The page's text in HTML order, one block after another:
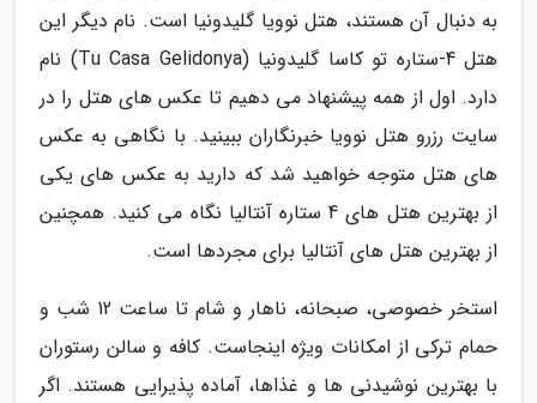
به دنبال آن هستند، هتل نوویا گلیدونیا است. نام دیگر این
هتل 4-ستاره تو کاسا گلیدونیا (Tu Casa Gelidonya) نام
دارد. اول از همه پیشنهاد می دهیم تا عکس های هتل را در
سایت رزرو هتل نوویا خبرنگاران ببینید. با نگاهی به عکس
های هتل متوجه خواهید شد که دارید به عکس های یکی
از بهترین هتل های 4 ستاره آنتالیا نگاه می کنید. همچنین
از بهترین هتل های آنتالیا برای مجردها است.
استخر خصوصی، صبحانه، ناهار و شام تا ساعت 12 شب و
حمام ترکی از امکانات ویژه اینجاست. کافه و سالن رستوران
با بهترین نوشیدنی ها و غذاها، آماده پذیرایی هستند. اگر